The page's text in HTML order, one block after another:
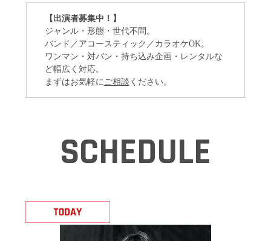
【出演者募集中！】
ジャンル・形態・世代不問。
バンド／アコースティック／カラオケOK。
ワンマン・対バン・持ち込み企画・レンタルな
ど幅広く対応。
まずはお気軽にご相談 ください。
SCHEDULE